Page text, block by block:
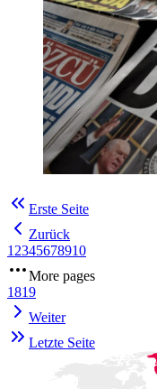
Erste Seite
Zurück
1 2345678910
More pages
1819
Weiter
Letzte Seite